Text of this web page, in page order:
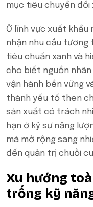
mục tiêu chuyển đổi
Ở lĩnh vực xuất khẩu
nhận nhu cầu tương
tiêu chuẩn xanh và
cho biết nguồn
vận hành bền vững
thành yếu tố then
sản xuất có trách
hạn ở kỹ sư năng
mà mở rộng sang
đến quản trị chuỗi
Xu hướng
trống kỹ